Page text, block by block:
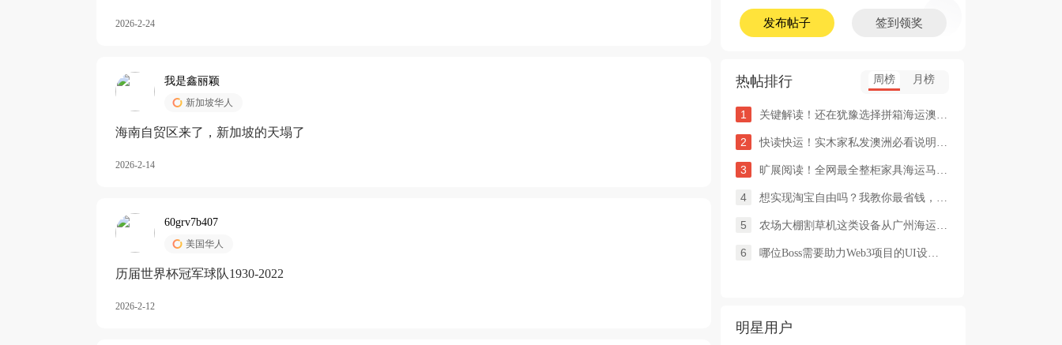
2026-2-24
我是鑫丽颖
新加坡华人
海南自贸区来了，新加坡的天塌了
2026-2-14
60grv7b407
美国华人
历届世界杯冠军球队1930-2022
2026-2-12
发布帖子 签到领奖
热帖排行 周榜 月榜
1 关键解读！还在犹豫选择拼箱海运澳洲or整柜海运悉尼墨尔本的朋友
2 快读快运！实木家私发澳洲必看说明这类家具熏蒸杀毒再可海运布里
3 旷展阅读！全网最全整柜家具海运马来西亚怡保的保姆式海运攻略！
4 想实现淘宝自由吗？我教你最省钱，最方便的方法
5 农场大棚割草机这类设备从广州海运到澳洲堪培拉过海关需要提供什
6 哪位Boss需要助力Web3项目的UI设计，或qian
明星用户